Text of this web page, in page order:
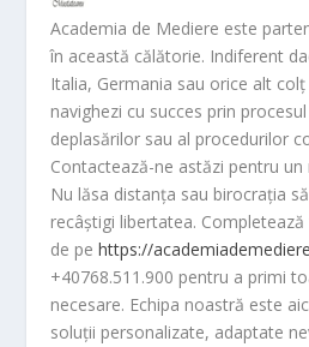
Academia de Mediere este
în această călătorie. Indiferent
Italia, Germania sau orice alt
navighezi cu succes prin
deplasărilor sau al procedurilor
Contactează-ne astăzi pentru un
Nu lăsa distanța sau birocrația
recâștigi libertatea.
de pehttps://
+40768.511.900 pentru a primi
necesare. Echipa noastră este
soluții personalizate, adaptate